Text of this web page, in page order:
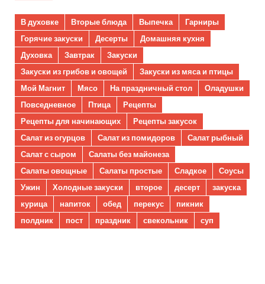
В духовке Вторые блюда Выпечка
Гарниры
Горячие закуски
Десерты
Домашняя кухня
Духовка
Завтрак
Закуски
Закуски из грибов и овощей
Закуски из мяса и птицы
Мой Магнит
Мясо На праздничный стол
Оладушки
Повседневное
Птица
Рецепты
Рецепты для начинающих
Рецепты закусок
Салат из огурцов
Салат из помидоров
Салат рыбный
Салат с сыром
Салаты без майонеза
Салаты овощные
Салаты простые Сладкое
Соусы
Ужин
Холодные закуски второе десерт
закуска
курица
напиток обед перекус
пикник
полдник
пост праздник свекольник суп